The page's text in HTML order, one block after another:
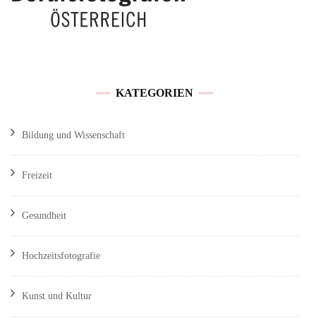
KATEGORIEN
Bildung und Wissenschaft
Freizeit
Gesundheit
Hochzeitsfotografie
Kunst und Kultur